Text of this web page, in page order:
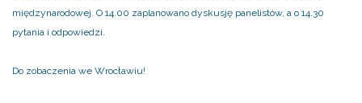
międzynarodowej. O 14.00 zaplanowano dyskusję panelistów, a o 14.30
pytania i odpowiedzi.
Do zobaczenia we Wrocławiu!